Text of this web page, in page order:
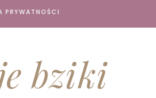
PRYWATNOŚCI
bziki